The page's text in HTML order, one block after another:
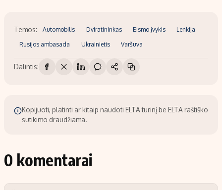
Temos: Automobilis Dviratininkas Eismo įvykis Lenkija
Rusijos ambasada Ukrainietis Varšuva
Dalintis:
Kopijuoti, platinti ar kitaip naudoti ELTA turinį be ELTA raštiško
sutikimo draudžiama.
0 komentarai